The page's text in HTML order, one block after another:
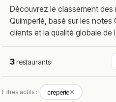
Découvrez le classement des
Quimperlé, basé sur les
clients et la qualité globale de
3restaurants·
Filtres actifs : creperie✕